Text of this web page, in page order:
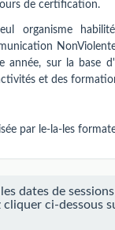
de certification.
organisme
année, sur la base
et des
par le-la-les
dates de
ci-dessous